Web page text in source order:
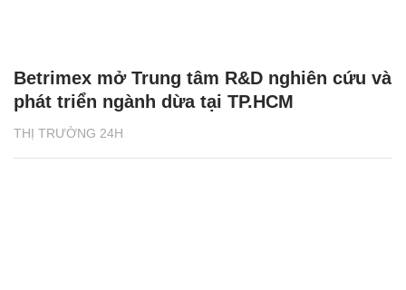
THỊ TRƯỜNG 24H
Betrimex mở Trung tâm R&D nghiên cứu và
phát triển ngành dừa tại TP.HCM